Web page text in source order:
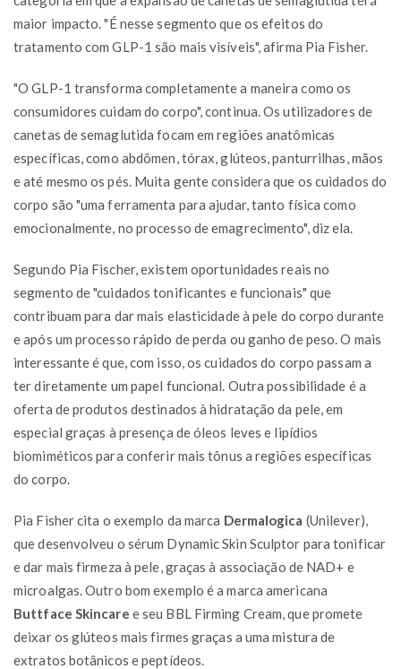
maior impacto. "É nesse segmento que os efeitos do
tratamento com GLP-1 são mais visíveis", afirma Pia Fisher.
"O GLP-1 transforma completamente a maneira como os
consumidores cuidam do corpo", continua. Os utilizadores de
canetas de semaglutida focam em regiões anatômicas
específicas, como abdômen, tórax, glúteos, panturrilhas, mãos
e até mesmo os pés. Muita gente considera que os cuidados do
corpo são "uma ferramenta para ajudar, tanto física como
emocionalmente, no processo de emagrecimento", diz ela.
Segundo Pia Fischer, existem oportunidades reais no
segmento de "cuidados tonificantes e funcionais" que
contribuam para dar mais elasticidade à pele do corpo durante
e após um processo rápido de perda ou ganho de peso. O mais
interessante é que, com isso, os cuidados do corpo passam a
ter diretamente um papel funcional. Outra possibilidade é a
oferta de produtos destinados à hidratação da pele, em
especial graças à presença de óleos leves e lipídios
biomiméticos para conferir mais tônus a regiões específicas
do corpo.
Pia Fisher cita o exemplo da marca Dermalogica (Unilever),
que desenvolveu o sérum Dynamic Skin Sculptor para tonificar
e dar mais firmeza à pele, graças à associação de NAD+ e
microalgas. Outro bom exemplo é a marca americana
Buttface Skincare e seu BBL Firming Cream, que promete
deixar os glúteos mais firmes graças a uma mistura de
extratos botânicos e peptídeos.